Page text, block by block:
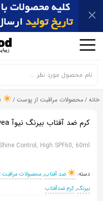
اشتراک
استفاده
از
روش‌های
زیر
این
را
با
خانه /محصولات مراقبت از پوست /
کرم ضد آفتاب بیرنگ نیوآ nivea اصل spc 60
Control, High SPF60, 60ml
دسته: ضد آفتاب, محصولات
بیرنگ,کرم ضدآفتاب